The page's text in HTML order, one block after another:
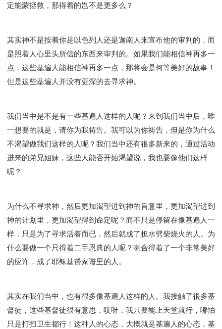
定能蒙拯救，那得着的岂不是更多么？
其实神不是按着你是以色列人还是迦南人来宣布他的审判的，而
是照着人心里头所信的东西来审判的。如果我们能相信神再多一
点，这些基遍人能相信神再多一点，那将会是何等美好的故事！
但是这些基遍人并没有更深的去寻求神。
我们当中是不是有一些基遍人这样的人呢？来到我们当中后，唯
一想要的就是，请你为我祷告。我可以为你祷告，但是你为什么
不渴望做我们这样的人呢？我们当中还有很多新来的，通过活动
进来的弟兄姐妹，这些人能否开始渴望说，我也要像他们这样
呢？
为什么不寻求神，然后更加渴望进到神的旨意里，更加渴望进到
神的计划里，更加渴望得到命定呢？而不只是停留在像基遍人一
样，只是为了寻求活着而已，然后就成了担水劈柴烧火的人。为
什么要做一个只得着二手恩典的人呢？喇合得着了一个非常美好
的应许，成了耶稣基督家谱里的人。
其实在我们当中，也有很多像基遍人这样的人。我接触了很多基
督徒，这些基督徒很有意思，哎呀，我只要能上天堂就行，哪怕
只是打扫卫生都行！这种人的心态，大概就是基遍人的心态，基